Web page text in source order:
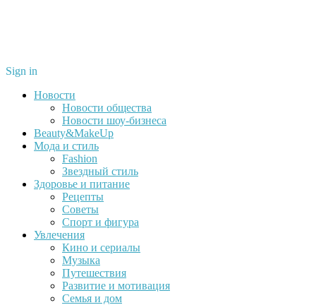
Sign in
Новости
Новости общества
Новости шоу-бизнеса
Beauty&MakeUp
Мода и стиль
Fashion
Звездный стиль
Здоровье и питание
Рецепты
Советы
Спорт и фигура
Увлечения
Кино и сериалы
Музыка
Путешествия
Развитие и мотивация
Семья и дом